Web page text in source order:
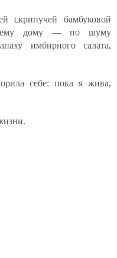
скрипучей бамбуковой
дому — по шуму
имбирного салата,
себе: пока я жива,